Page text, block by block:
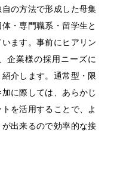
の方法で形成した母集
・専門職系・留学生と
ます。事前にヒアリン
企業様の採用ニーズに
介します。通常型・限
に際しては、あらかじ
を活用することで、よ
出来るので効率的な接